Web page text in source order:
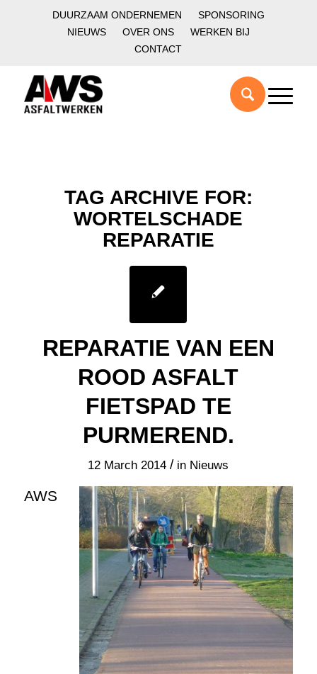
DUURZAAM ONDERNEMEN
SPONSORING
NIEUWS
OVER ONS
WERKEN BIJ
CONTACT
TAG ARCHIVE FOR:
WORTELSCHADE
REPARATIE
REPARATIE VAN EEN
ROOD ASFALT
FIETSPAD TE
PURMEREND.
12 March 2014 / in Nieuws
AWS